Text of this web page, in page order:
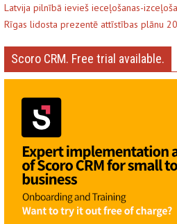
Latvija pilnībā ievieš ieceļošanas-
Rīgas lidosta prezentē attīstības plānu
Scoro CRM. Free trial available.